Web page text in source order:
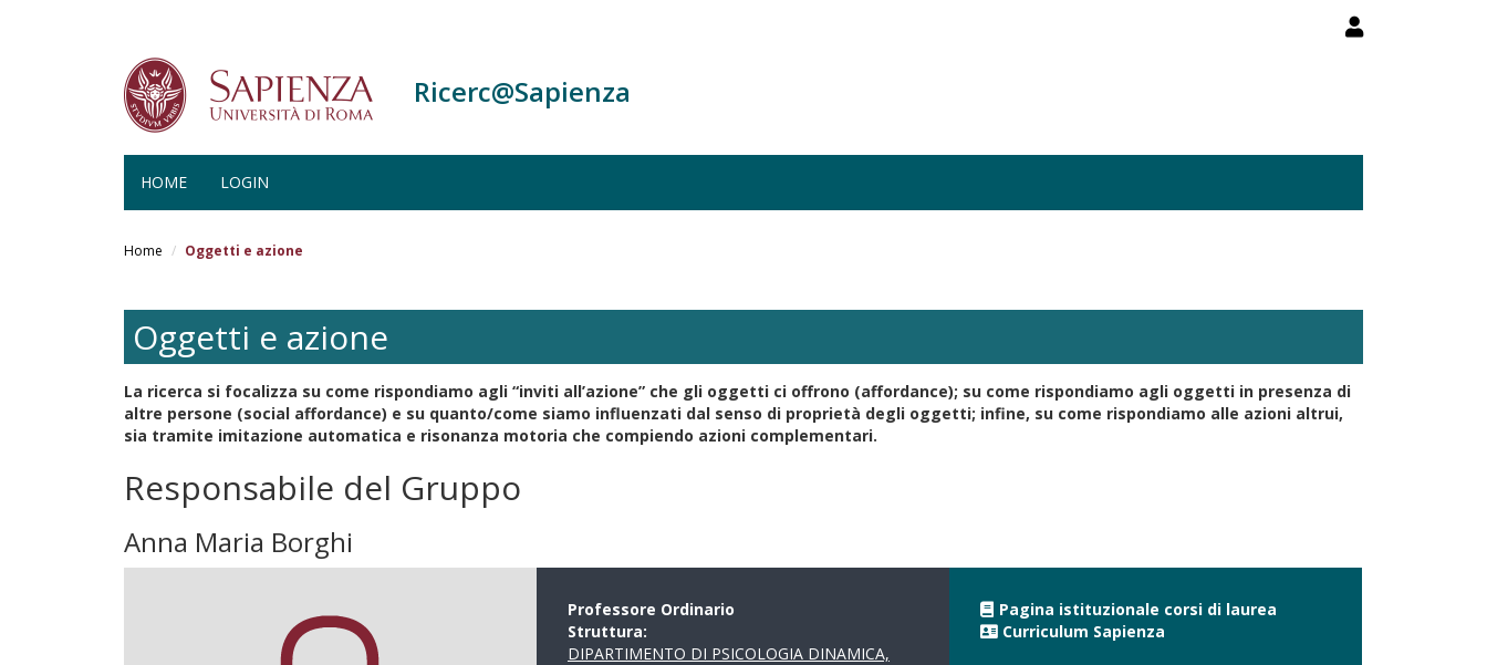
Ricerc@Sapienza
HOME LOGIN
Home Oggetti e azione
Oggetti e azione
La ricerca si focalizza su come rispondiamo agli “inviti all’azione” che gli oggetti ci offrono (affordance); su come rispondiamo agli oggetti in presenza di
altre persone (social affordance) e su quanto/come siamo influenzati dal senso di proprietà degli oggetti; infine, su come rispondiamo alle azioni altrui,
sia tramite imitazione automatica e risonanza motoria che compiendo azioni complementari.
Responsabile del Gruppo
Anna Maria Borghi
Professore Ordinario
Struttura:
DIPARTIMENTO DI PSICOLOGIA DINAMICA,
Pagina istituzionale corsi di laurea
Curriculum Sapienza